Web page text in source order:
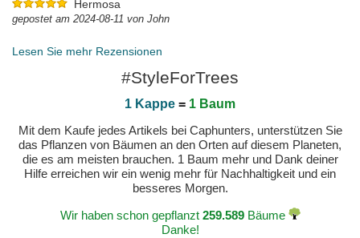
Hermosa
gepostet am 2024-08-11 von John
Lesen Sie mehr Rezensionen
#StyleForTrees
1 Kappe = 1 Baum
Mit dem Kaufe jedes Artikels bei Caphunters, unterstützen Sie
das Pflanzen von Bäumen an den Orten auf diesem Planeten,
die es am meisten brauchen. 1 Baum mehr und Dank deiner
Hilfe erreichen wir ein wenig mehr für Nachhaltigkeit und ein
besseres Morgen.
Wir haben schon gepflanzt 259.589Bäume
Danke!